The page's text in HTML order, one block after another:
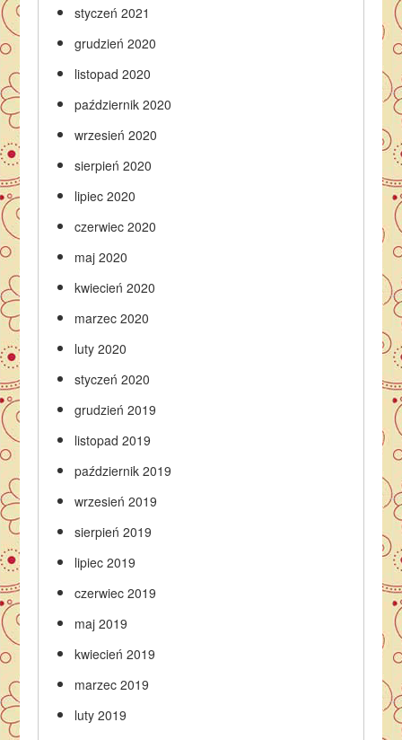
styczeń 2021
grudzień 2020
listopad 2020
październik 2020
wrzesień 2020
sierpień 2020
lipiec 2020
czerwiec 2020
maj 2020
kwiecień 2020
marzec 2020
luty 2020
styczeń 2020
grudzień 2019
listopad 2019
październik 2019
wrzesień 2019
sierpień 2019
lipiec 2019
czerwiec 2019
maj 2019
kwiecień 2019
marzec 2019
luty 2019